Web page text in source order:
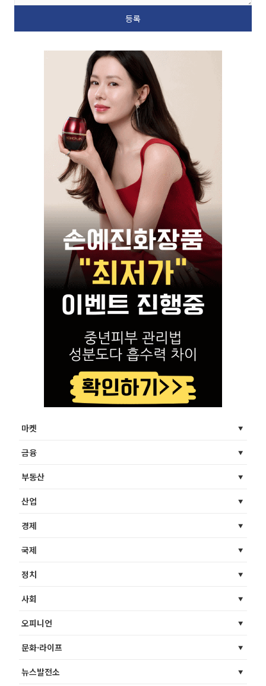
마켓
금융
부동산
산업
경제
국제
정치
사회
오피니언
문화·라이프
뉴스발전소